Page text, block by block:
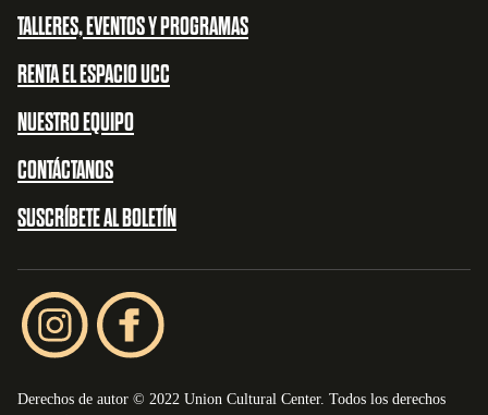
TALLERES, EVENTOS Y PROGRAMAS
RENTA EL ESPACIO UCC
NUESTRO EQUIPO
CONTÁCTANOS
SUSCRÍBETE AL BOLETÍN
Derechos de autor © 2022 Union Cultural Center. Todos los derechos